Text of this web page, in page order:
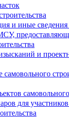
и иные сведения
и
для участников